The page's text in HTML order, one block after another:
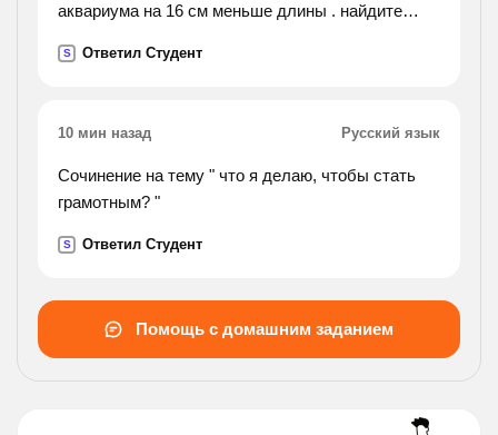
аквариума на 16 см меньше длины . найдите
S Ответил Студент
10 мин назад Русский язык
Сочинение на тему " что я делаю, чтобы стать
грамотным? "
S Ответил Студент
Помощь с домашним заданием